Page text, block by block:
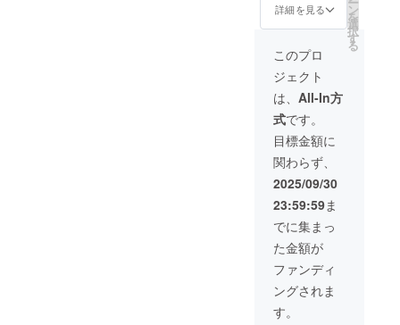
ジにて
望者の
せて頂
きま
す。 ・
名前
（本名
or ニッ
クネー
ム） ・
たいサ
イトが
あれば
URL、
バナー
・掲載
方法：
800px×
以内
【お名
前ほか
情報掲
載】 謝
礼ペー
ジにて
情報掲
載（希
望者の
み）さ
せて頂
きま
す。 ・
名前
（本名
or ニッ
クネー
・
TOPス
ライ
ダー
・
サイド
エリア
・
スマホ
版中央
に、広
告掲載
の提供
をさせ
ていた
だきま
す。
【掲載
方法】
・
TOPス
詳細を見る ン
を
選
択
す
る
このプロ
ジェクト
は、 All-In方
式です。
目標金額に
関わらず、
2025/09/30
23:59:59ま
でに集まっ
た金額が
ファンディ
ングされま
す。